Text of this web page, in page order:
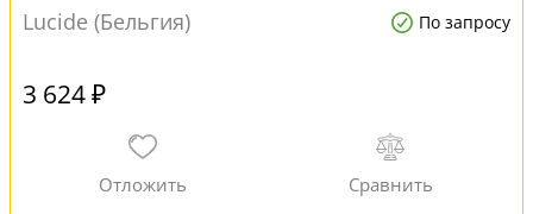
Lucide (Бельгия)
По запросу
3 624 ₽